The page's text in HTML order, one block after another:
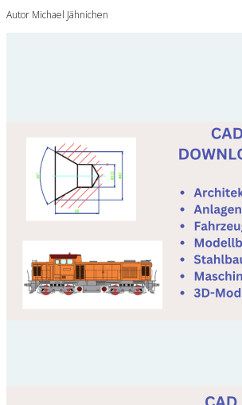
Autor Michael Jähnichen